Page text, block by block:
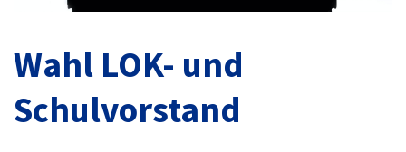
Wahl LOK- und
Schulvorstand